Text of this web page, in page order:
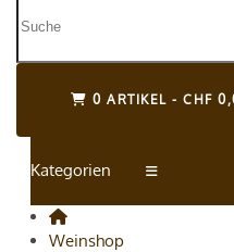
0 ARTIKEL - CHF
Kategorien
Weinshop